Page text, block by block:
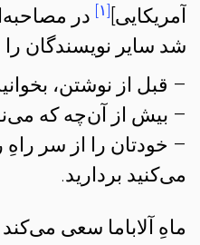
آمریکایی] [۱] در
شد سایر نویسندگان را
– قبل از نوشتن،
– بیش از آن‌چه که
– خودتان را از سر راهِ
می‌کنید بردارید.
ماهِ آلاباما سعی می‌کند